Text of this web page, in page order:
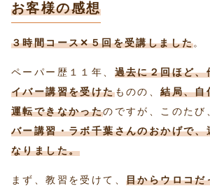
お客様の感想
３時間コース✕５回を受講しました。
ペーパー歴１１年、 過去に２回ほど
イバー講習を受けたものの、結局、自
運転できなかったのですが、このたび
バー講習・ラボ千葉さんのおかげで
なりました。
まず、教習を受けて、 目からウロコだ